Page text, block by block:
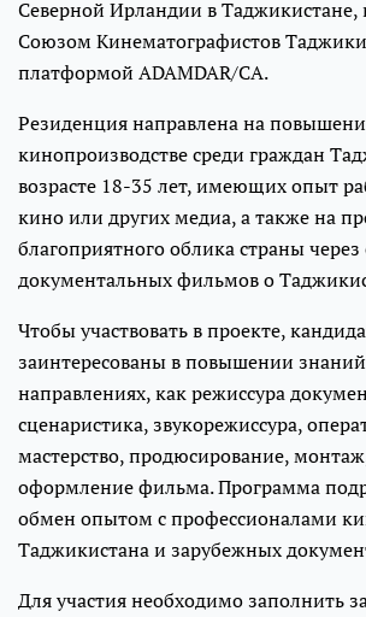
Северной Ирландии в Таджикистане,
Союзом Кинематографистов
платформой ADAMDAR/CA.
Резиденция направлена на
кинопроизводстве среди граждан
возрасте 18-35 лет, имеющих опыт
кино или других медиа, а также на
благоприятного облика страны через
документальных фильмов о
Чтобы участвовать в проекте,
заинтересованы в повышении
направлениях, как режиссура
сценаристика, звукорежиссура,
мастерство, продюсирование,
оформление фильма. Программа
обмен опытом с профессионалами
Таджикистана и зарубежных
Для участия необходимо заполнить